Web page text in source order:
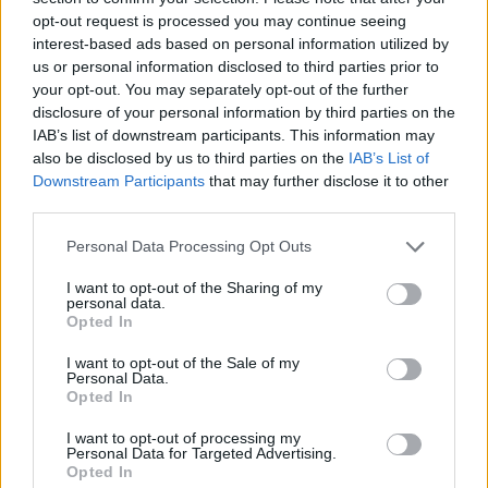
opt-out request is processed you may continue seeing
interest-based ads based on personal information utilized by
us or personal information disclosed to third parties prior to
your opt-out. You may separately opt-out of the further
disclosure of your personal information by third parties on the
IAB’s list of downstream participants. This information may
also be disclosed by us to third parties on the IAB’s List of
Downstream Participants that may further disclose it to other
Please note that this website/app uses one or more Google
not limited to your visit or usage behaviour. You may click to
grant or deny consent to Google and its third-party tags to
use your data for below specified purposes in below Google
consent section.
Personal Data Processing Opt Outs
I want to opt-out of the Sharing of my
personal data.
Opted In
I want to opt-out of the Sale of my
Personal Data.
Opted In
I want to opt-out of processing my
Personal Data for Targeted Advertising.
Opted In
COLLEFERRO Capodanno
Ornitologico A.R.O.
7 anni fa
Norme anti-covid: si rifiuta di
servigli da bere e gli incendiano il
bar
5 anni fa
Un’altra questione centrale riguarda le scuole, dove
urgenti per assicurare ambienti adeguati allo
sviluppo formativo delle nuove generazioni. La
indicatore importante della capacità amministrativa
di Calamita.
La comunità di Colleferro manifesta un forte